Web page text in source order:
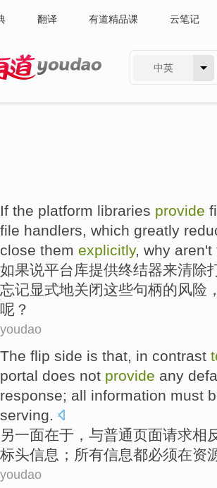
翻译 有道精品课 云笔记
中英
If the platform libraries provide
file handlers, which greatly
close them explicitly, why aren't
如果说平台库提供终结器来清除
忘记显式地关闭这些句柄的风险
呢？
youdao
The flip side is that, in contrast
portal does not provide any
response; all information must
serving.
另一面在于 ，与普通页面请求相
标头信息 ； 所有信息都必须在资
youdao